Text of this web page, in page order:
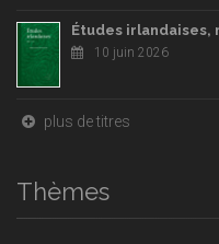
Études irlandaises,
10 juin 2026
plus de titres
Thèmes